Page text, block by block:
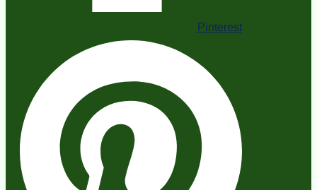
Pinterest